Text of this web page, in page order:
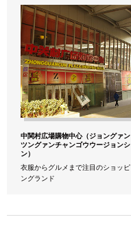
中関村広場購物中心（ジョングァン
ツングァンチャンゴウウージョンシ
ン）
衣服からグルメまで注目のショッピ
ングランド